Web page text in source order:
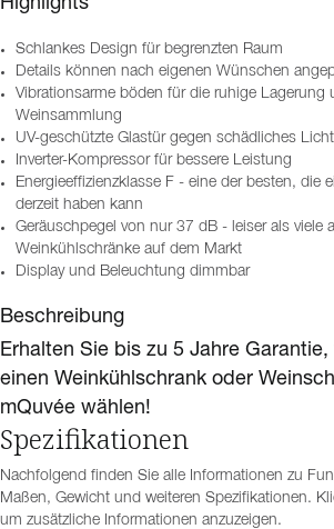
Schlankes Design für begrenzten Raum
Details können nach eigenen Wünschen
Vibrationsarme böden für die ruhige Lagerung
Weinsammlung
UV-geschützte Glastür gegen schädliches Licht
Inverter-Kompressor für bessere Leistung
Energieeffizienzklasse F - eine der besten, die
derzeit haben kann
Geräuschpegel von nur 37 dB - leiser als viele
Weinkühlschränke auf dem Markt
Display und Beleuchtung dimmbar
Beschreibung
Erhalten Sie bis zu 5 Jahre
einen Weinkühlschrank oder
mQuvée wählen!
Spezifikationen
Nachfolgend finden Sie alle Informationen zu
Maßen, Gewicht und weiteren Spezifikationen.
um zusätzliche Informationen anzuzeigen.